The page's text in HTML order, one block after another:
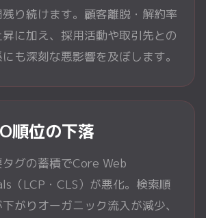
残り続けます。顧客離脱・解約率
昇に加え、採用活動や取引先との
も深刻な悪影響を及ぼします。
順位の下落
グの蓄積でCore Web
（LCP・CLS）が悪化。検索順
がりオーガニック流入が減少、